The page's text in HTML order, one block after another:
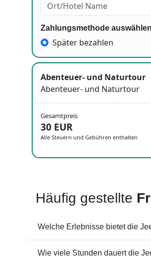
Zahlungsmethode auswählen
Später bezahlen
Abenteuer- und Naturtour
Abenteuer- und Naturtour
Gesamtpreis
30 EUR
Alle Steuern und Gebühren enthalten
Häufig gestellte
Welche Erlebnisse bietet die
Wie viele Stunden dauert die